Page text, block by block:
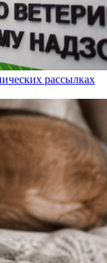
рассылках